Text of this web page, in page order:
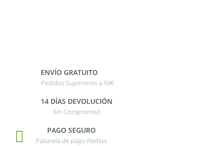
ENVÍO GRATUITO
Pedidos Superiores a 59€
14 DÍAS DEVOLUCIÓN
Sin Compromiso
PAGO SEGURO
Pasarela de pago Redsys